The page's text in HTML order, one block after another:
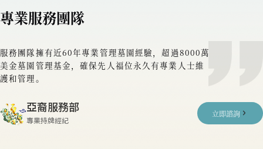
專業服務團隊
服務團隊擁有近60年專業管理墓園經驗，超過8000萬
美金墓園管理基金，確保先人福位永久有專業人士維
護和管理。
亞裔服務部
專業持牌經紀
立即諮詢